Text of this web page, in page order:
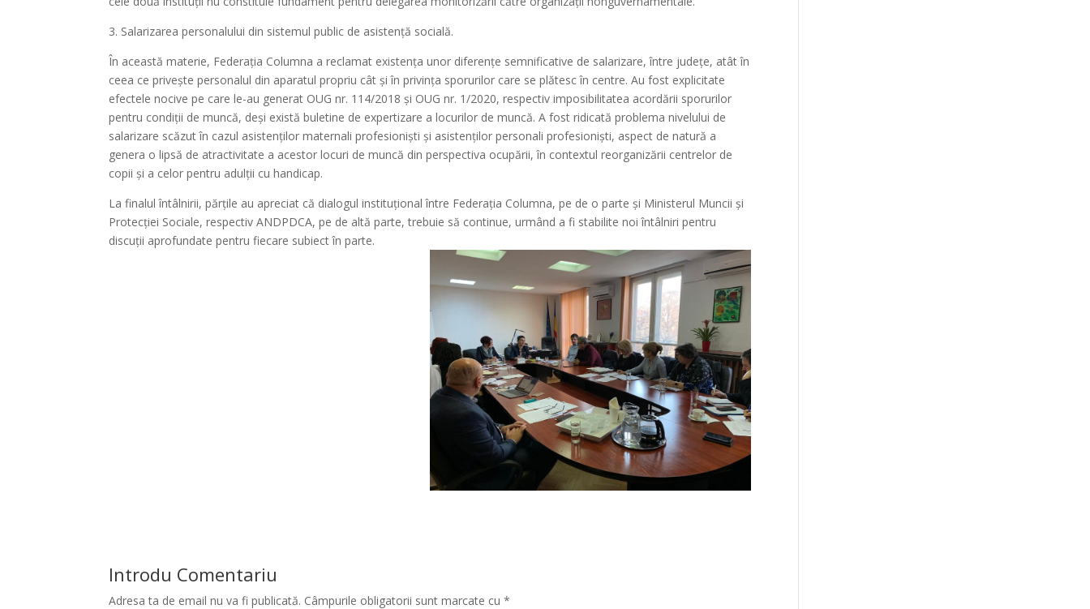
3. Salarizarea personalului din sistemul public de asistență socială.
În această materie, Federația Columna a reclamat existența unor diferențe semnificative de salarizare, între județe, atât în
ceea ce privește personalul din aparatul propriu cât și în privința sporurilor care se plătesc în centre. Au fost explicitate
efectele nocive pe care le-au generat OUG nr. 114/2018 și OUG nr. 1/2020, respectiv imposibilitatea acordării sporurilor
pentru condiții de muncă, deși există buletine de expertizare a locurilor de muncă. A fost ridicată problema nivelului de
salarizare scăzut în cazul asistenților maternali profesioniști și asistenților personali profesioniști, aspect de natură a
genera o lipsă de atractivitate a acestor locuri de muncă din perspectiva ocupării, în contextul reorganizării centrelor de
copii și a celor pentru adulții cu handicap.
La finalul întâlnirii, părțile au apreciat că dialogul instituțional între Federația Columna, pe de o parte și Ministerul Muncii și
Protecției Sociale, respectiv ANDPDCA, pe de altă parte, trebuie să continue, urmând a fi stabilite noi întâlniri pentru
discuții aprofundate pentru fiecare subiect în parte.
Introdu Comentariu
Adresa ta de email nu va fi publicată. Câmpurile obligatorii sunt marcate cu*